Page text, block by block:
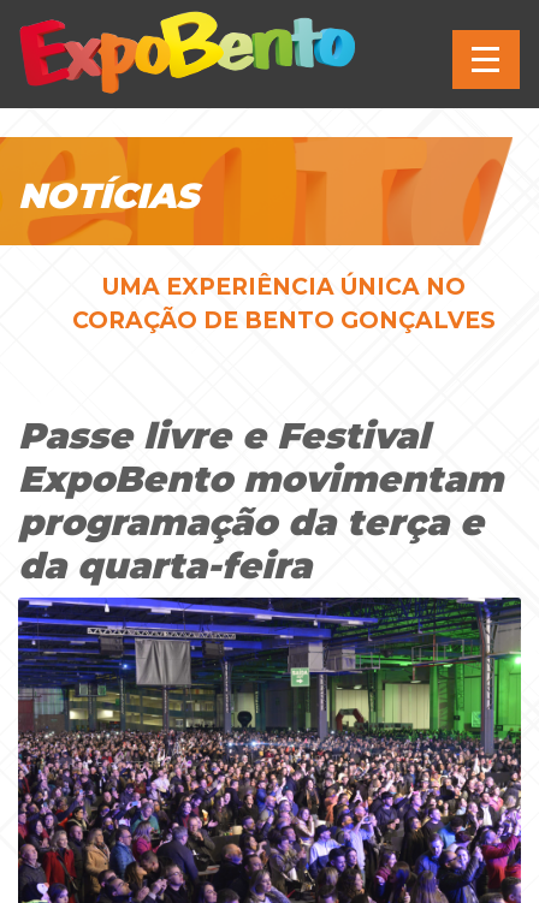
NOTÍCIAS
UMA EXPERIÊNCIA ÚNICA NO
CORAÇÃO DE BENTO GONÇALVES
Passe livre e Festival
ExpoBento movimentam
programação da terça e
da quarta-feira